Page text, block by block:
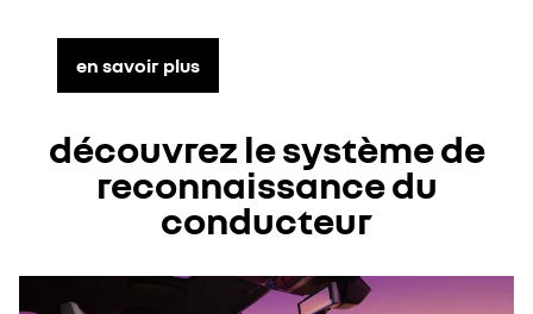
en savoir plus
découvrez le système de
reconnaissance du
conducteur